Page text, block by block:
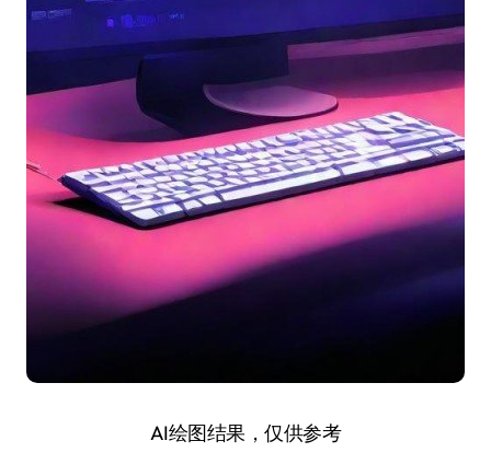
AI绘图结果，仅供参考